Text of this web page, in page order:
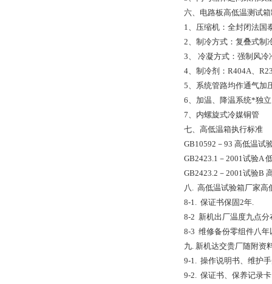
六、电路板高低温测试
1、压缩机：全封闭法国
2、制冷方式：复叠式制
3、 冷凝方式：强制风冷
4、制冷剂：R404A、
5、系统管路均作通气加
6、加温、降温系统*独立
7、内螺旋式冷媒铜管
七、高低温箱执行标准
GB10592－93 高低温试
GB2423.1－2001试验A
GB2423.2－2001试验B
八. 高低温试验箱厂家高
8-1. 保证书保固2年.
8-2 新机出厂温度九点分
8-3 维修备份零组件八年
九. 新机达交贵厂随附资
9-1. 操作说明书、维护
9-2. 保证书、保养记录